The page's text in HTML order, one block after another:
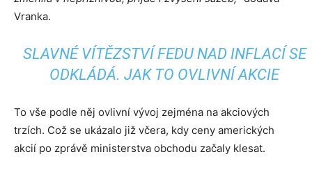
Vranka.
SLAVNÉ VÍTĚZSTVÍ FEDU NAD INFLACÍ SE
ODKLÁDÁ. JAK TO OVLIVNÍ AKCIE
To vše podle něj ovlivní vývoj zejména na akciových
trzích. Což se ukázalo již včera, kdy ceny amerických
akcií po zprávě ministerstva obchodu začaly klesat.